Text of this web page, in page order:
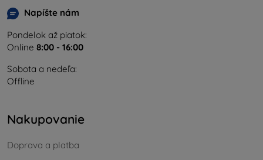
Napíšte nám
Pondelok až piatok:
Online 8:00 - 16:00
Sobota a nedeľa:
Offline
Nakupovanie
Doprava a platba